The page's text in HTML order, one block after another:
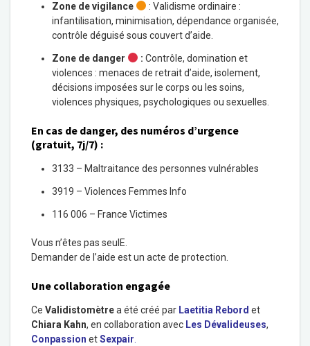
Zone de vigilance
: Validisme ordinaire :
infantilisation, minimisation, dépendance organisée,
contrôle déguisé sous couvert d’aide.
Zone de danger : Contrôle, domination et
violences : menaces de retrait d’aide, isolement,
décisions imposées sur le corps ou les soins,
violences physiques, psychologiques ou sexuelles.
En cas de danger, des numéros d’urgence
(gratuit, 7j/7) :
3133 – Maltraitance des personnes vulnérables
3919 – Violences Femmes Info
116 006 – France Victimes
Vous n’êtes pas seulE.
Demander de l’aide est un acte de protection.
Une collaboration engagée
Ce Validistomètrea été créé par Laetitia Rebord et
Chiara Kahn, en collaboration avec Les Dévalideuses,
Conpassion etSexpair